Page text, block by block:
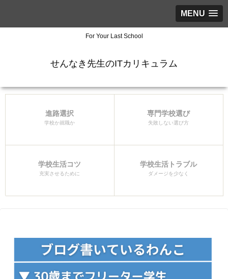
MENU
For Your Last School
せんなき先生のITカリキュラム
進路選択
学校か就職か
専門学校選び
失敗しない選び方
学校生活コツ
充実させるために
学校生活トラブル
ダメージを少なく